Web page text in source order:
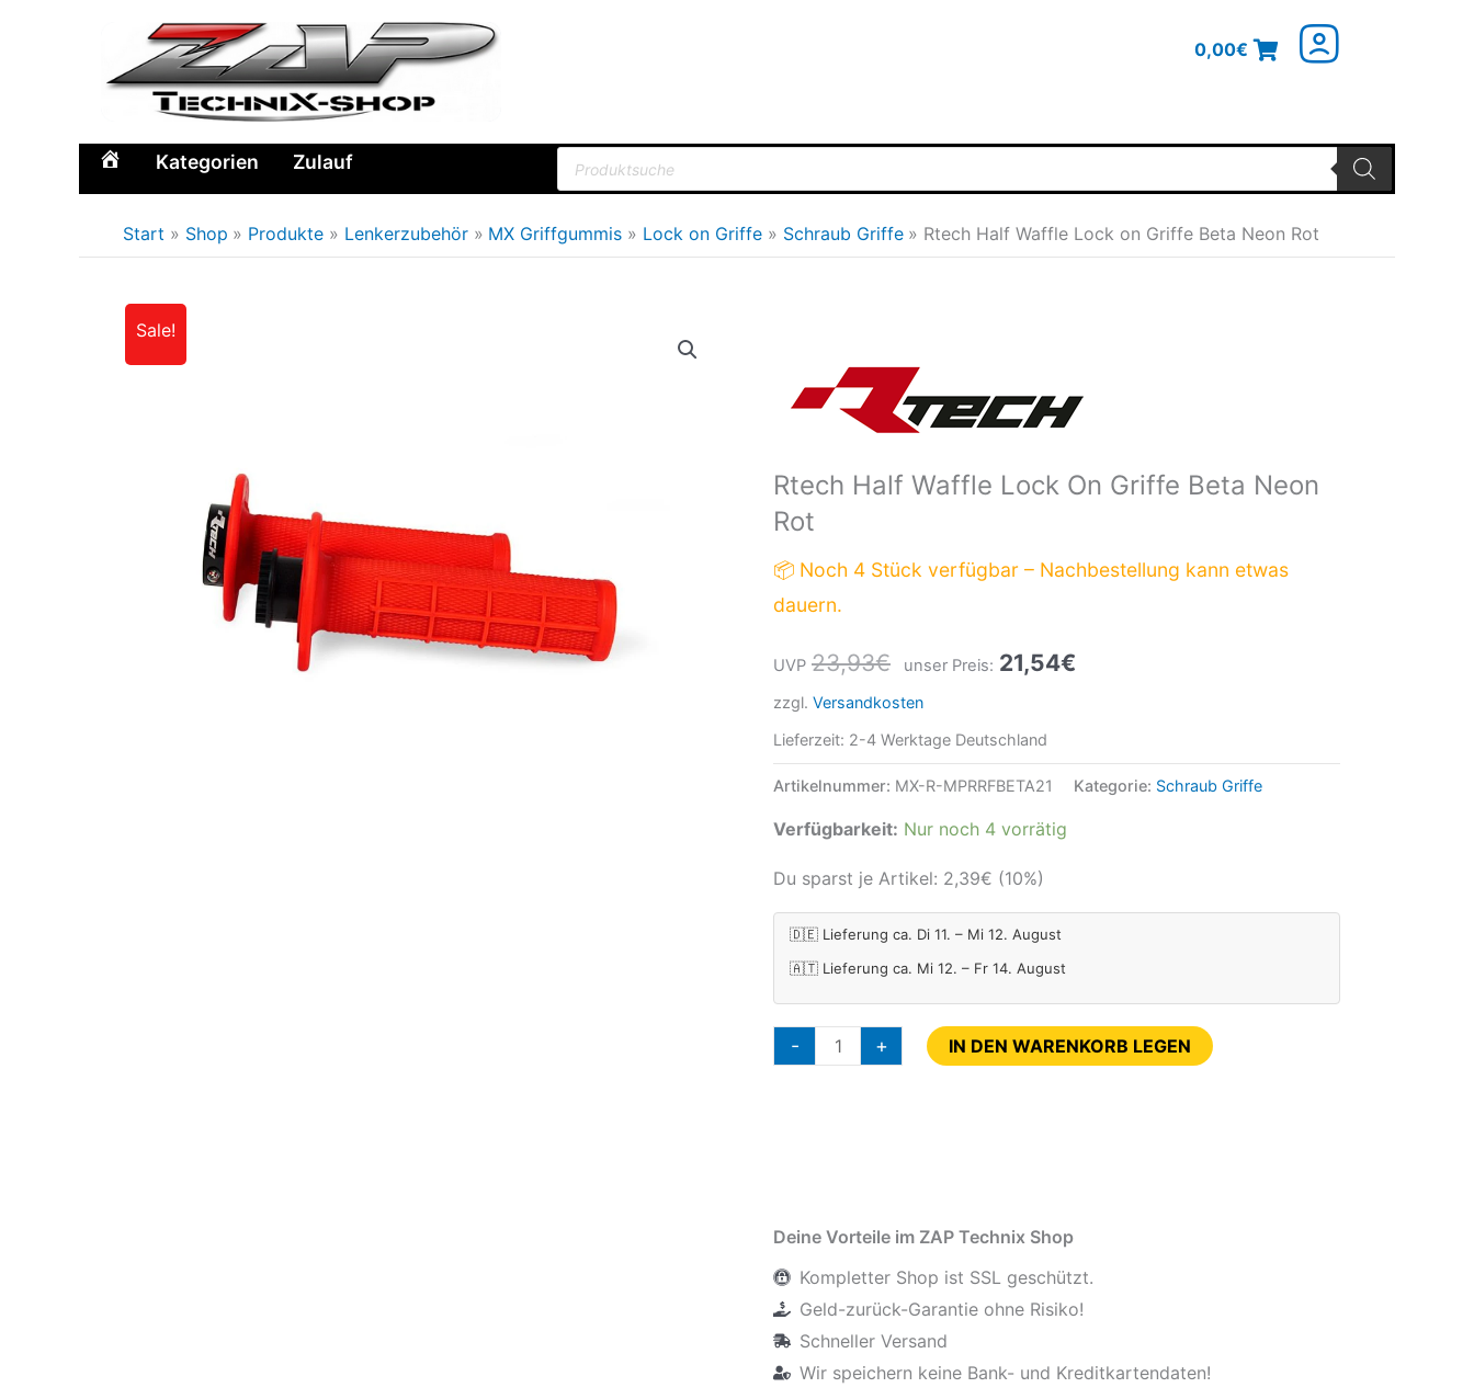
0,00€
Home Kategorien Zulauf
Products
search
Start Shop Produkte Lenkerzubehör MX Griffgummis Lock on Griffe Schraub Griffe Rtech Half Waffle Lock on Griffe Beta Neon Rot
Sale!
Rtech Half Waffle Lock On Griffe Beta Neon
Rot
📦 Noch 4 Stück verfügbar – Nachbestellung kann etwas
dauern.
UVP 23,93€
Preis
war:
unser Preis: 21,54€
ist:
zzgl. Versandkosten
Lieferzeit: 2-4 Werktage Deutschland
Artikelnummer: MX-R-MPRRFBETA21 Kategorie: Schraub Griffe
Verfügbarkeit: Nur noch 4 vorrätig
Du sparst je Artikel: 2,39€ (10%)
🇩🇪 Lieferung ca. Di 11. – Mi 12. August
🇦🇹 Lieferung ca. Mi 12. – Fr 14. August
-
Waffle
Griffe
Beta
Rot
Menge
+ IN DEN WARENKORB LEGEN
Deine Vorteile im ZAP Technix Shop
Kompletter Shop ist SSL geschützt.
Geld-zurück-Garantie ohne Risiko!
Schneller Versand
Wir speichern keine Bank- und Kreditkartendaten!